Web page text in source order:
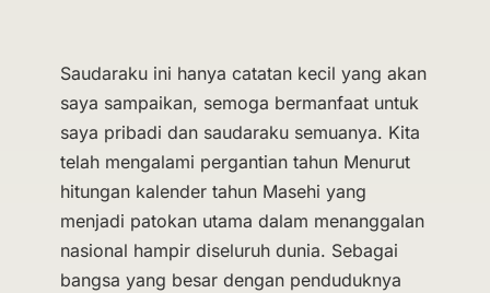
Saudaraku ini hanya catatan kecil yang akan
saya sampaikan, semoga bermanfaat untuk
saya pribadi dan saudaraku semuanya. Kita
telah mengalami pergantian tahun Menurut
hitungan kalender tahun Masehi yang
menjadi patokan utama dalam menanggalan
nasional hampir diseluruh dunia. Sebagai
bangsa yang besar dengan penduduknya